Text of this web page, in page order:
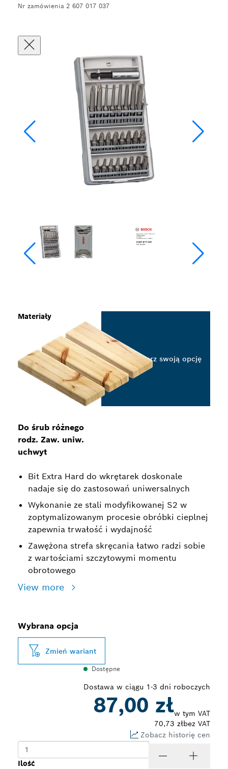
Nr zamówienia 2 607 017 037
Do śrub różnego
rodz. Zaw. uniw.
uchwyt
Bit Extra Hard do wkrętarek doskonale
nadaje się do zastosowań uniwersalnych
Wykonanie ze stali modyfikowanej S2 w
zoptymalizowanym procesie obróbki cieplnej
zapewnia trwałość i wydajność
Zawężona strefa skręcania łatwo radzi sobie
z wartościami szczytowymi momentu
obrotowego
View more
Materiały
Wybierz swoją opcję
Wybrana opcja
Zmień wariant
Dostępne
Dostawa w ciągu 1-3 dni roboczych
87,00 złw tym VAT
70,73 złbez VAT
Zobacz historię cen
Ilość